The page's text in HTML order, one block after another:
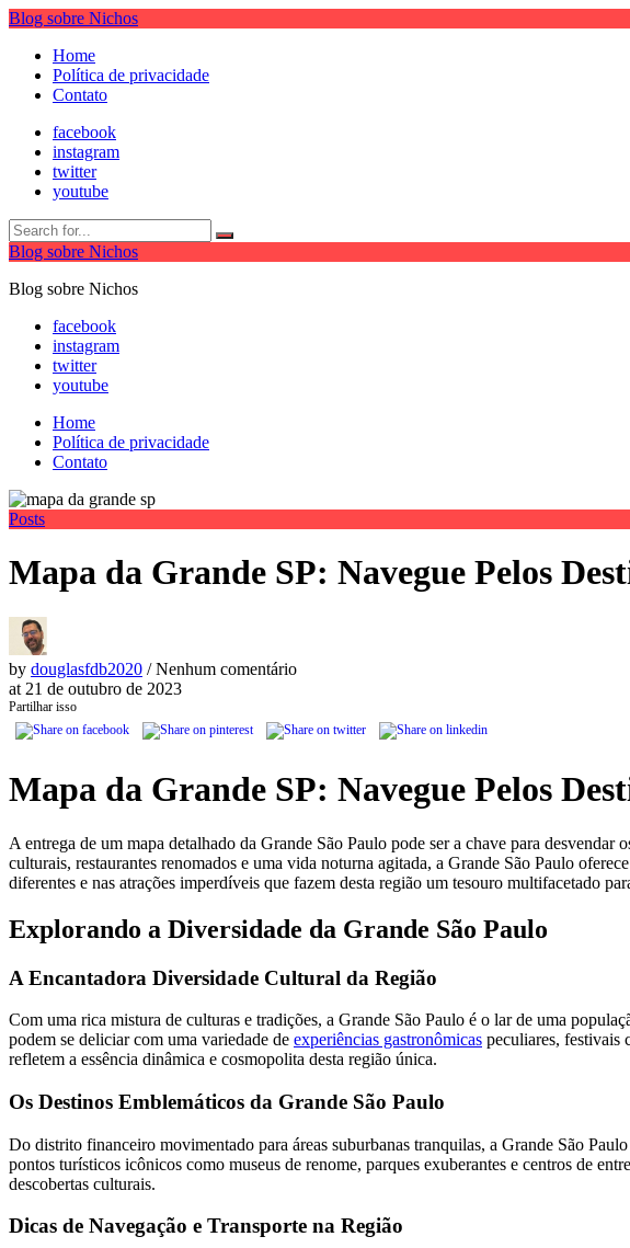
Blog sobre Nichos
Home
Política de privacidade
Contato
facebook
instagram
twitter
youtube
Blog sobre Nichos
Blog sobre Nichos
facebook
instagram
twitter
youtube
Home
Política de privacidade
Contato
Posts
Mapa da Grande SP: Navegue Pelos
by douglasfdb2020 / Nenhum comentário
at 21 de outubro de 2023
Partilhar isso
Mapa da Grande SP: Navegue Pelos
A entrega de um mapa detalhado da Grande São Paulo pode ser a chave para
culturais, restaurantes renomados e uma vida noturna agitada, a Grande São Paulo
diferentes e nas atrações imperdíveis que fazem desta região um tesouro multifacetado
Explorando a Diversidade da Grande São Paulo
A Encantadora Diversidade Cultural da Região
Com uma rica mistura de culturas e tradições, a Grande São Paulo é o lar de uma
podem se deliciar com uma variedade de experiências gastronômicas peculiares, festivais
refletem a essência dinâmica e cosmopolita desta região única.
Os Destinos Emblemáticos da Grande São Paulo
Do distrito financeiro movimentado para áreas suburbanas tranquilas, a Grande São
pontos turísticos icônicos como museus de renome, parques exuberantes e centros de
descobertas culturais.
Dicas de Navegação e Transporte na Região